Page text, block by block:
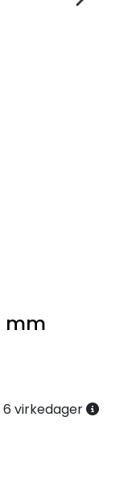
mm
6 virkedager